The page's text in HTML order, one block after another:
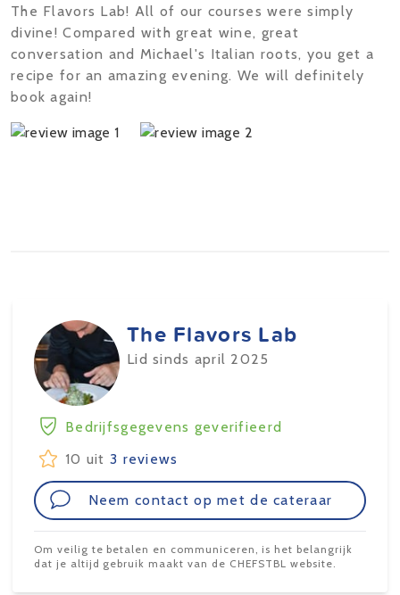
The Flavors Lab! All of our courses were simply
divine! Compared with great wine, great
conversation and Michael's Italian roots, you get a
recipe for an amazing evening. We will definitely
book again!
The Flavors Lab
Lid sinds april 2025
Bedrijfsgegevens geverifieerd
10 uit 3 reviews
Neem contact op met de cateraar
Om veilig te betalen en communiceren, is het belangrijk
dat je altijd gebruik maakt van de CHEFSTBL website.